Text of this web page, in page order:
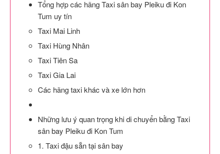
Tổng hợp các hãng Taxi sân bay Pleiku đi Kon
Tum uy tín
Taxi Mai Linh
Taxi Hùng Nhân
Taxi Tiên Sa
Taxi Gia Lai
Các hãng taxi khác và xe lớn hơn
Những lưu ý quan trọng khi di chuyển bằng Taxi
sân bay Pleiku đi Kon Tum
1. Taxi đậu sẵn tại sân bay